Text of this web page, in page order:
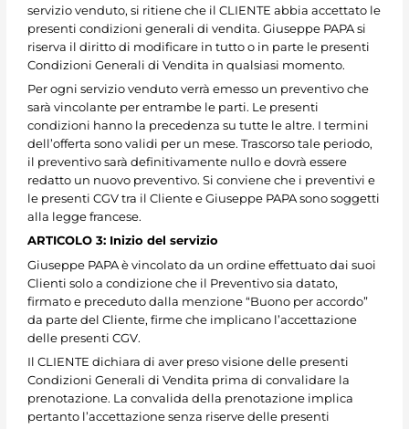
servizio venduto, si ritiene che il CLIENTE abbia accettato le
presenti condizioni generali di vendita. Giuseppe PAPA si
riserva il diritto di modificare in tutto o in parte le presenti
Condizioni Generali di Vendita in qualsiasi momento.
Per ogni servizio venduto verrà emesso un preventivo che
sarà vincolante per entrambe le parti. Le presenti
condizioni hanno la precedenza su tutte le altre. I termini
dell’offerta sono validi per un mese. Trascorso tale periodo,
il preventivo sarà definitivamente nullo e dovrà essere
redatto un nuovo preventivo. Si conviene che i preventivi e
le presenti CGV tra il Cliente e Giuseppe PAPA sono soggetti
alla legge francese.
ARTICOLO 3: Inizio del servizio
Giuseppe PAPA è vincolato da un ordine effettuato dai suoi
Clienti solo a condizione che il Preventivo sia datato,
firmato e preceduto dalla menzione “Buono per accordo”
da parte del Cliente, firme che implicano l’accettazione
delle presenti CGV.
Il CLIENTE dichiara di aver preso visione delle presenti
Condizioni Generali di Vendita prima di convalidare la
prenotazione. La convalida della prenotazione implica
pertanto l’accettazione senza riserve delle presenti